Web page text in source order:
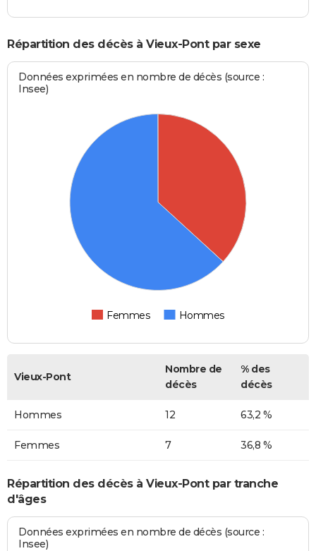
Répartition des décès à Vieux-Pont par sexe
Données exprimées en nombre de décès (source :
Insee)
Femmes Hommes
Vieux-Pont
Nombre de
décès
% des
décès
Hommes 12 63,2 %
Femmes 7 36,8 %
Répartition des décès à Vieux-Pont par tranche
d'âges
Données exprimées en nombre de décès (source :
Insee)